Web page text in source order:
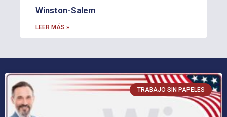
Winston-Salem
LEER MÁS »
TRABAJO SIN PAPELES